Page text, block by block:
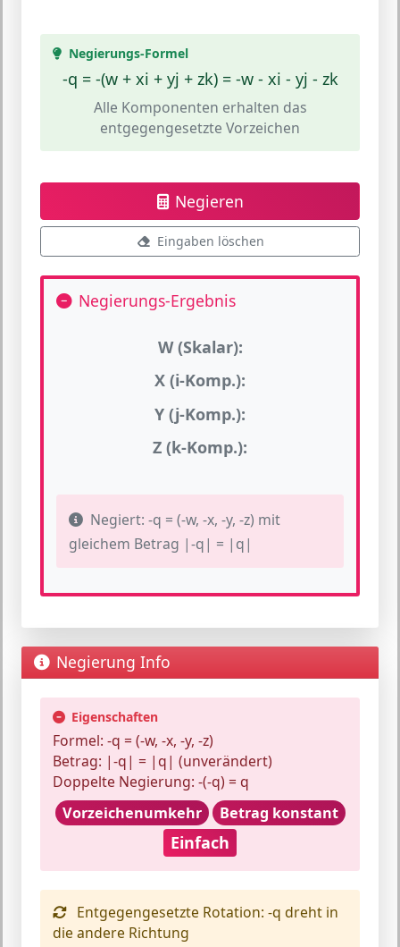
Negierungs-Formel
-q = -(w + xi + yj + zk) = -w - xi - yj - zk
Alle Komponenten erhalten das
entgegengesetzte Vorzeichen
Negieren
Eingaben löschen
Negierungs-Ergebnis
W (Skalar):
X (i-Komp.):
Y (j-Komp.):
Z (k-Komp.):
Negiert: -q = (-w, -x, -y, -z) mit
gleichem Betrag |-q| = |q|
Negierung Info
Eigenschaften
Formel: -q = (-w, -x, -y, -z)
Betrag: |-q| = |q| (unverändert)
Doppelte Negierung: -(-q) = q
Vorzeichenumkehr
Betrag konstant
Einfach
Entgegengesetzte Rotation: -q dreht in
die andere Richtung